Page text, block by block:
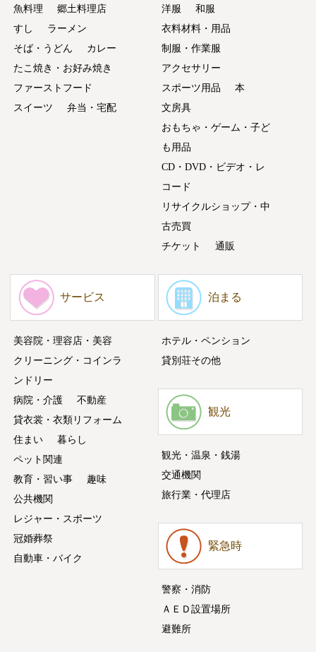
魚料理
郷土料理店
すし
ラーメン
そば・うどん
カレー
たこ焼き・お好み焼き
ファーストフード
スイーツ
弁当・宅配
洋服
和服
衣料材料・用品
制服・作業服
アクセサリー
スポーツ用品
本
文房具
おもちゃ・ゲーム・子ど
も用品
CD・DVD・ビデオ・レ
コード
リサイクルショップ・中
古売買
チケット
通販
サービス
美容院・理容店・美容
クリーニング・コインラ
ンドリー
病院・介護
不動産
貸衣裳・衣類リフォーム
住まい
暮らし
ペット関連
教育・習い事
趣味
公共機関
レジャー・スポーツ
冠婚葬祭
自動車・バイク
泊まる
ホテル・ペンション
貸別荘その他
観光
観光・温泉・銭湯
交通機関
旅行業・代理店
緊急時
警察・消防
ＡＥＤ設置場所
避難所